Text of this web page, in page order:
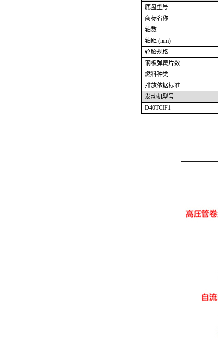
底盘型号
商标名称
轴数
轴距 (mm)
轮胎规格
钢板弹簧片数
燃料种类
排放依据标准
发动机型号
D40TCIF1